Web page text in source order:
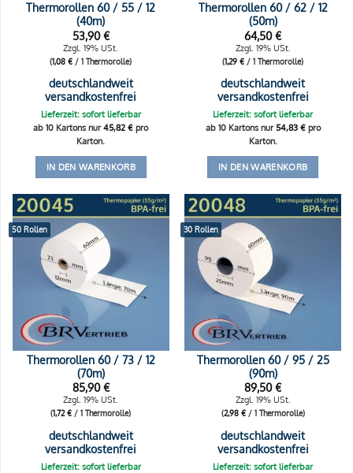
Thermorollen 60 / 55 / 12
(40m)
53,90€
Zzgl. 19% USt.
(1,08€ / 1 Thermorolle)
deutschlandweit
versandkostenfrei
Lieferzeit: sofort lieferbar
ab 10 Kartons nur45,82€ pro
Karton.
IN DEN WARENKORB
Thermorollen 60 / 62 / 12
(50m)
64,50€
Zzgl. 19% USt.
(1,29€ / 1 Thermorolle)
deutschlandweit
versandkostenfrei
Lieferzeit: sofort lieferbar
ab 10 Kartons nur54,83 €pro
Karton.
IN DEN WARENKORB
50 Rollen
Thermorollen 60 / 73 / 12
(70m)
85,90€
Zzgl. 19% USt.
(1,72€ / 1 Thermorolle)
deutschlandweit
versandkostenfrei
Lieferzeit: sofort lieferbar
30 Rollen
Thermorollen 60 / 95 / 25
(90m)
89,50€
Zzgl. 19% USt.
(2,98 €/ 1 Thermorolle)
deutschlandweit
versandkostenfrei
Lieferzeit: sofort lieferbar